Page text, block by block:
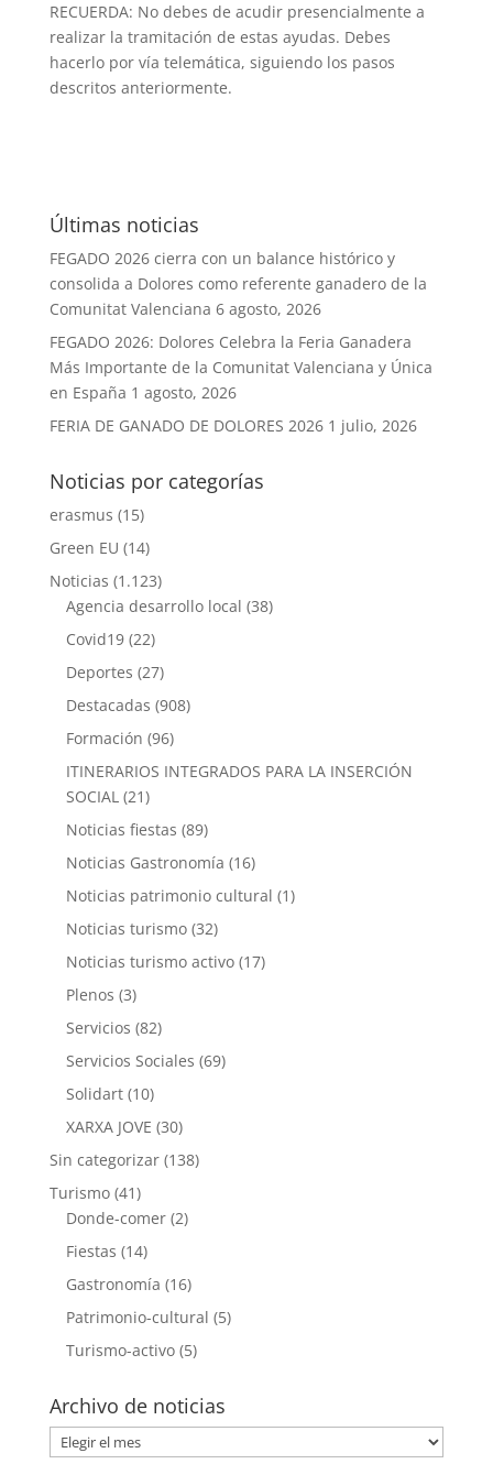
RECUERDA: No debes de acudir presencialmente a
realizar la tramitación de estas ayudas. Debes
hacerlo por vía telemática, siguiendo los pasos
descritos anteriormente.
Últimas noticias
FEGADO 2026 cierra con un balance histórico y
consolida a Dolores como referente ganadero de la
Comunitat Valenciana 6 agosto, 2026
FEGADO 2026: Dolores Celebra la Feria Ganadera
Más Importante de la Comunitat Valenciana y Única
en España 1 agosto, 2026
FERIA DE GANADO DE DOLORES 2026 1 julio, 2026
Noticias por categorías
erasmus (15)
Green EU (14)
Noticias (1.123)
Agencia desarrollo local (38)
Covid19(22)
Deportes (27)
Destacadas (908)
Formación (96)
ITINERARIOS INTEGRADOS PARA LA INSERCIÓN
SOCIAL(21)
Noticias fiestas (89)
Noticias Gastronomía (16)
Noticias patrimonio cultural (1)
Noticias turismo(32)
Noticias turismo activo(17)
Plenos (3)
Servicios (82)
Servicios Sociales (69)
Solidart(10)
XARXA JOVE (30)
Sin categorizar(138)
Turismo(41)
Donde-comer(2)
Fiestas (14)
Gastronomía (16)
Patrimonio-cultural (5)
Turismo-activo(5)
Archivo de noticias
Archivo